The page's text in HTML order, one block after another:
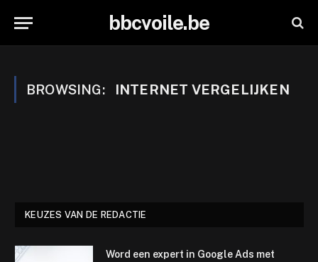
bbcvoile.be
BROWSING: INTERNET VERGELIJKEN
KEUZES VAN DE REDACTIE
Word een expert in Google Ads met